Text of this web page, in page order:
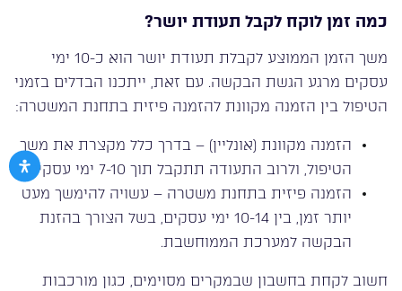
כמה זמן לוקח לקבל תעודת יושר?
משך הזמן הממוצע לקבלת תעודת יושר הוא כ-10 ימי
עסקים מרגע הגשת הבקשה. עם זאת, ייתכנו הבדלים בזמני
הטיפול בין הזמנה מקוונת להזמנה פיזית בתחנת המשטרה:
הזמנה מקוונת (אונליין) – בדרך כלל מקצרת את משך
הטיפול, ולרוב התעודה תתקבל תוך 7-10 ימי עסקים.
הזמנה פיזית בתחנת משטרה – עשויה להימשך מעט
יותר זמן, בין 10-14 ימי עסקים, בשל הצורך בהזנת
הבקשה למערכת הממוחשבת.
חשוב לקחת בחשבון שבמקרים מסוימים, כגון מורכבות